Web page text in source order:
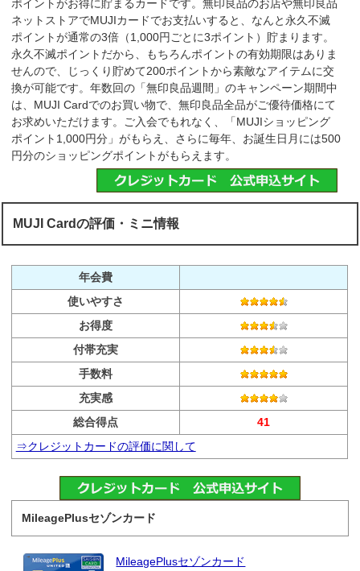
ポイントがお得に貯まるカードです。無印良品のお店や無印良品
ネットストアでMUJIカードでお支払いすると、なんと永久不滅
ポイントが通常の3倍（1,000円ごとに3ポイント）貯まります。
永久不滅ポイントだから、もちろんポイントの有効期限はありま
せんので、じっくり貯めて200ポイントから素敵なアイテムに交
換が可能です。年数回の「無印良品週間」のキャンペーン期間中
は、MUJI Cardでのお買い物で、無印良品全品がご優待価格にて
お求めいただけます。ご入会でもれなく、「MUJIショッピング
ポイント1,000円分」がもらえ、さらに毎年、お誕生日月には500
円分のショッピングポイントがもらえます。
MUJI Cardの評価・ミニ情報
年会費
使いやすさ
お得度
付帯充実
手数料
充実感
総合得点
41
⇒クレジットカードの評価に関して
MileagePlusセゾンカード
MileagePlusセゾンカード